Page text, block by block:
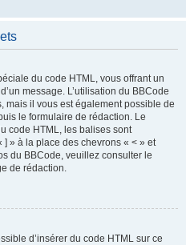
du code HTML, vous offrant un
message. L’utilisation du BBCode
mais il vous est également possible de
le formulaire de rédaction. Le
code HTML, les balises sont
» à la place des chevrons « < » et
du BBCode, veuillez consulter le
de rédaction.
d’insérer du code HTML sur ce